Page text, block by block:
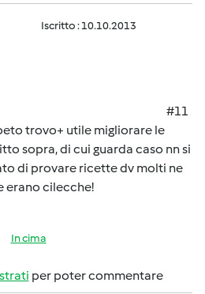
Iscritto : 10.10.2013
#11
trovo+ utile migliorare le
sopra, di cui guarda caso nn si
di provare ricette dv molti ne
erano cilecche!
In cima
per poter commentare